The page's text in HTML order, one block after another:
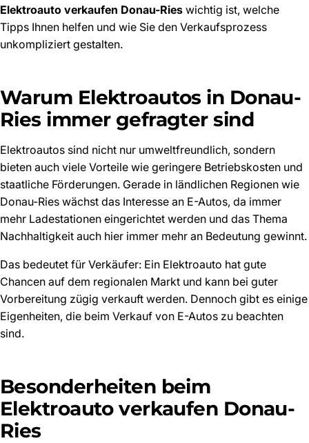
Elektroauto verkaufen Donau-Ries wichtig ist, welche
Tipps Ihnen helfen und wie Sie den Verkaufsprozess
unkompliziert gestalten.
Warum Elektroautos in Donau-
Ries immer gefragter sind
Elektroautos sind nicht nur umweltfreundlich, sondern
bieten auch viele Vorteile wie geringere Betriebskosten und
staatliche Förderungen. Gerade in ländlichen Regionen wie
Donau-Ries wächst das Interesse an E-Autos, da immer
mehr Ladestationen eingerichtet werden und das Thema
Nachhaltigkeit auch hier immer mehr an Bedeutung gewinnt.
Das bedeutet für Verkäufer: Ein Elektroauto hat gute
Chancen auf dem regionalen Markt und kann bei guter
Vorbereitung zügig verkauft werden. Dennoch gibt es einige
Eigenheiten, die beim Verkauf von E-Autos zu beachten
sind.
Besonderheiten beim
Elektroauto verkaufen Donau-
Ries